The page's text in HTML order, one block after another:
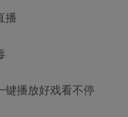
播
键播放好戏看不停